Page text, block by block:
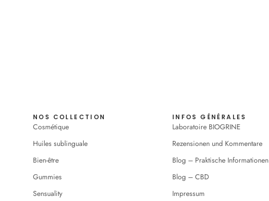
NOS COLLECTION
Cosmétique
Huiles sublinguale
Bien-être
Gummies
Sensuality
INFOS GÉNÉRALES
Laboratoire BIOGRINE
Rezensionen und Kommentare
Blog – Praktische Informationen
Blog – CBD
Impressum